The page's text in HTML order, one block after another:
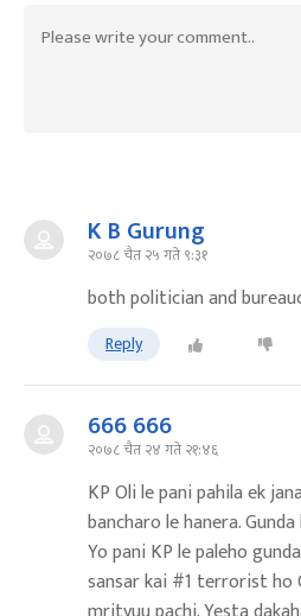
K B Gurung
२०७८ चैत २५ गते ९:३१
both politician and
Reply
666 666
२०७८ चैत २४ गते २१:४६
KP Oli le pani pahila ek
bancharo le hanera.
Yo pani KP le paleho
sansar kai #1 terrorist ho